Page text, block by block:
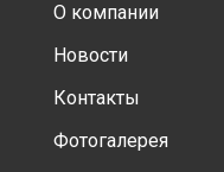
О компании
Новости
Контакты
Фотогалерея